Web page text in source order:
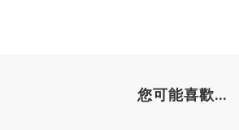
您可能喜歡...